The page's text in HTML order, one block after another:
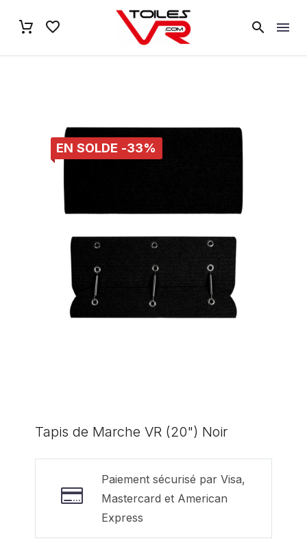
EN SOLDE -33%
Tapis de Marche VR (20") Noir
Paiement sécurisé par Visa,
Mastercard et American
Express